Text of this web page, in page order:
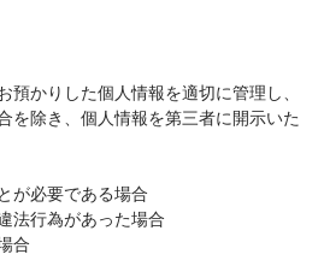
預かりした個人情報を適切に管理し、
を除き、個人情報を第三者に開示いた
が必要である場合
法行為があった場合
合